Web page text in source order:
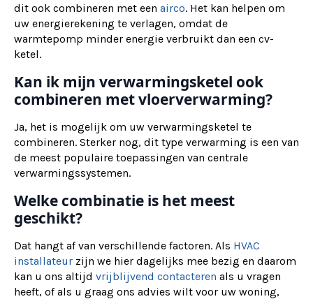
dit ook combineren met een airco. Het kan helpen om
uw energierekening te verlagen, omdat de
warmtepomp minder energie verbruikt dan een cv-
ketel.
Kan ik mijn verwarmingsketel ook
combineren met vloerverwarming?
Ja, het is mogelijk om uw verwarmingsketel te
combineren. Sterker nog, dit type verwarming is een van
de meest populaire toepassingen van centrale
verwarmingssystemen.
Welke combinatie is het meest
geschikt?
Dat hangt af van verschillende factoren. Als HVAC
installateur zijn we hier dagelijks mee bezig en daarom
kan u ons altijd vrijblijvend contacteren als u vragen
heeft, of als u graag ons advies wilt voor uw woning,